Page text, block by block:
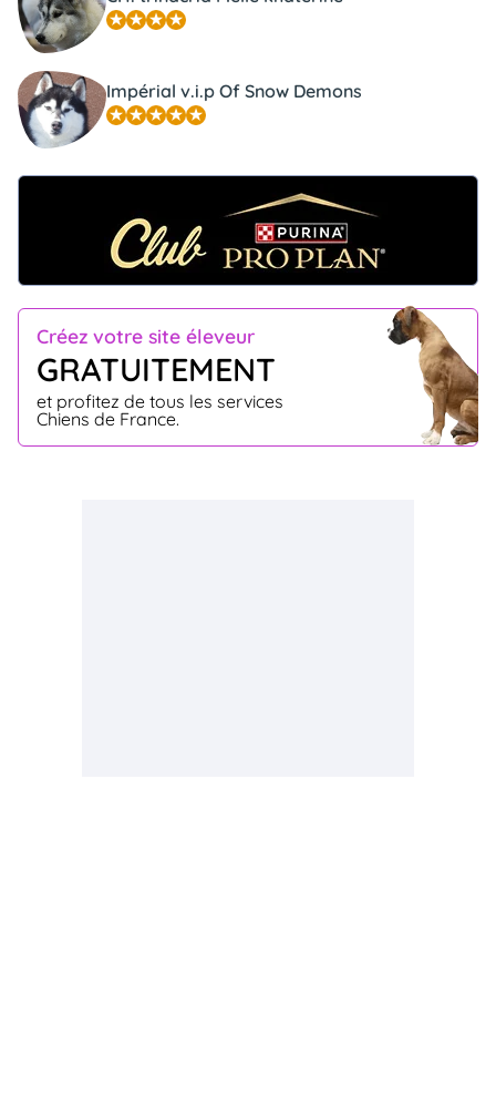
Créez votre site éleveur
GRATUITEMENT
et profitez de tous les services
Chiens de France.
Impérial v.i.p Of Snow Demons